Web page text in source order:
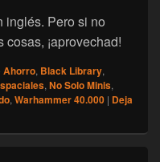
inglés. Pero si no
¡aprovechad!
Ahorro, Black Library,
, No Solo Minis,
, Warhammer 40.000 | Deja